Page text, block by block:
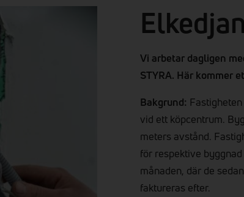
Vi arbetar dagligen
STYRA. Här kommer
Bakgrund:
vid ett köpcentrum.
meters avstånd.
för respektive
månaden, där de
faktureras efter.